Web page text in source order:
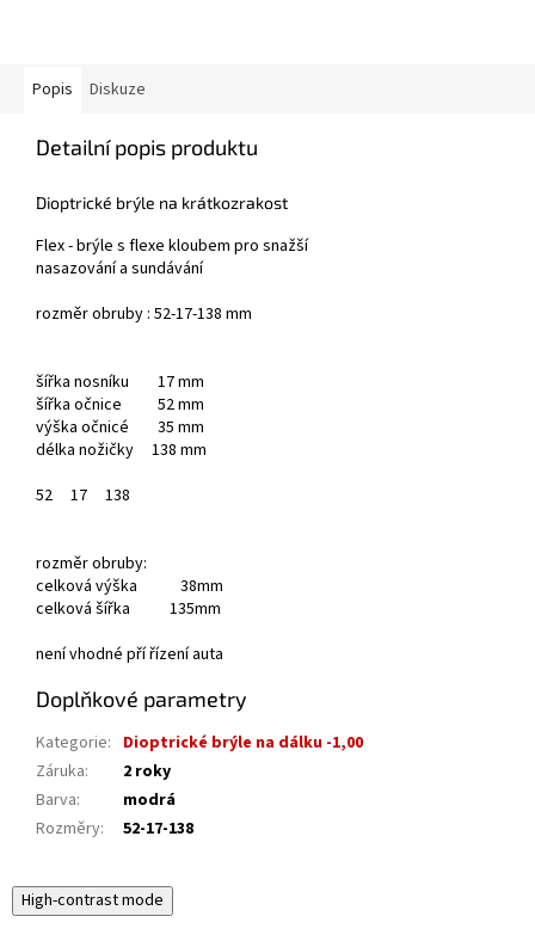
Popis Diskuze
Detailní popis produktu
Dioptrické brýle na krátkozrakost
Flex - brýle s flexe kloubem pro snažší
nasazování a sundávání
rozměr obruby : 52-17-138 mm
šířka nosníku 17 mm
šířka očnice 52 mm
výška očnicé 35 mm
délka nožičky 138 mm
52
17 138
rozměr obruby:
celková výška 38mm
celková šířka 135mm
není vhodné pří řízení auta
Doplňkové parametry
Kategorie: Dioptrické brýle na dálku -1,00
Záruka:
2 roky
Barva:
modrá
Rozměry: 52-17-138
High-contrast mode